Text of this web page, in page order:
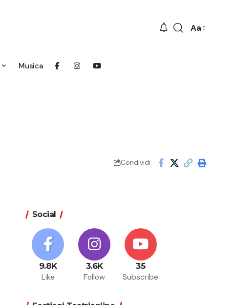
Font
Aa
Musica
Condividi
Social
9.8K
Like
3.6K
Follow
35
Subscribe